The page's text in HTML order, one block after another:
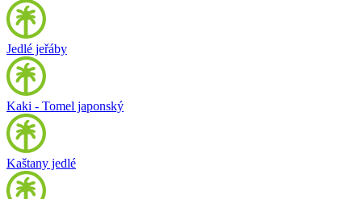
Jedlé jeřáby
Kaki - Tomel japonský
Kaštany jedlé